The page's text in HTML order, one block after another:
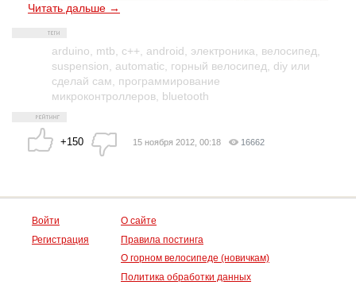
Читать дальше →
arduino mtb c++ android электроника велосипед
suspension
automatic горный велосипед
diy или
сделай сам
программирование
микроконтроллеров bluetooth
+150 15 ноября 2012, 00:18 16662
Войти
Регистрация
О сайте
Правила постинга
О горном велосипеде (новичкам)
Политика обработки данных